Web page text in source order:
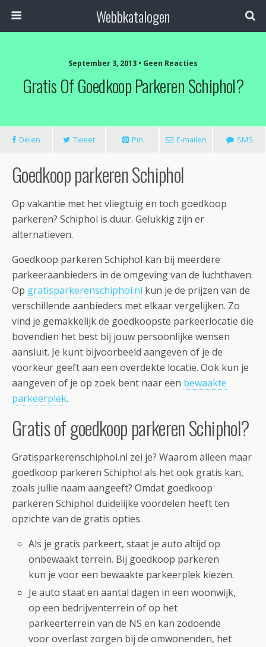
Webbkatalogen
September 3, 2013 • Geen Reacties
Gratis Of Goedkoop Parkeren Schiphol?
Delen Tweet Pin E-mailen SMS
Goedkoop parkeren Schiphol
Op vakantie met het vliegtuig en toch goedkoop
parkeren? Schiphol is duur. Gelukkig zijn er
alternatieven.
Goedkoop parkeren Schiphol kan bij meerdere
parkeeraanbieders in de omgeving van de luchthaven.
Op gratisparkerenschiphol.nl kun je de prijzen van de
verschillende aanbieders met elkaar vergelijken. Zo
vind je gemakkelijk de goedkoopste parkeerlocatie die
bovendien het best bij jouw persoonlijke wensen
aansluit. Je kunt bijvoorbeeld aangeven of je de
voorkeur geeft aan een overdekte locatie. Ook kun je
aangeven of je op zoek bent naar een bewaakte
parkeerplek.
Gratis of goedkoop parkeren Schiphol?
Gratisparkerenschiphol.nl zei je? Waarom alleen maar
goedkoop parkeren Schiphol als het ook gratis kan,
zoals jullie naam aangeeft? Omdat goedkoop
parkeren Schiphol duidelijke voordelen heeft ten
opzichte van de gratis opties.
Als je gratis parkeert, staat je auto altijd op
onbewaakt terrein. Bij goedkoop parkeren
kun je voor een bewaakte parkeerplek kiezen.
Je auto staat en aantal dagen in een woonwijk,
op een bedrijventerrein of op het
parkeerterrein van de NS en kan zodoende
voor overlast zorgen bij de omwonenden, het